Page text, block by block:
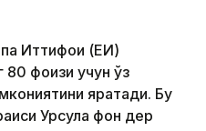
Иттифоқи (ЕИ)
80 фоизи учун ўз
яратади. Бу
Урсула фон дер